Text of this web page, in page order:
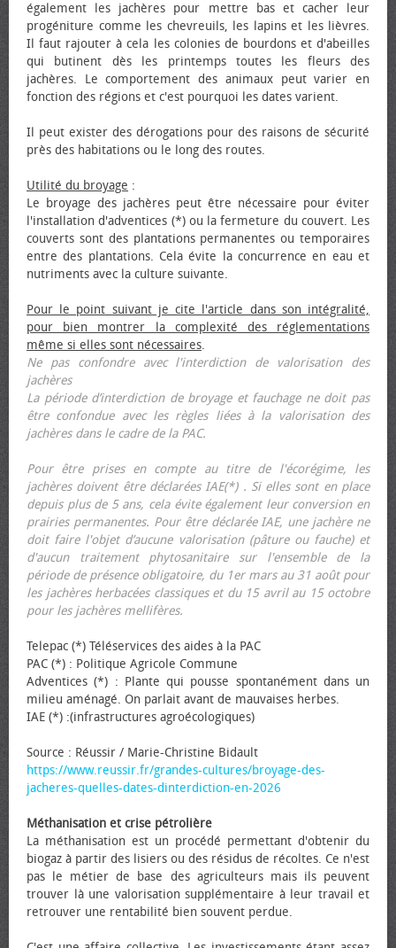
également les jachères pour mettre bas et cacher leur
progéniture comme les chevreuils, les lapins et les lièvres.
Il faut rajouter à cela les colonies de bourdons et d'abeilles
qui butinent dès les printemps toutes les fleurs des
jachères. Le comportement des animaux peut varier en
fonction des régions et c'est pourquoi les dates varient.
Il peut exister des dérogations pour des raisons de sécurité
près des habitations ou le long des routes.
Utilité du broyage :
Le broyage des jachères peut être nécessaire pour éviter
l'installation d'adventices (*) ou la fermeture du couvert. Les
couverts sont des plantations permanentes ou temporaires
entre des plantations. Cela évite la concurrence en eau et
nutriments avec la culture suivante.
Pour le point suivant je cite l'article dans son intégralité,
pour bien montrer la complexité des réglementations
même si elles sont nécessaires.
Ne pas confondre avec l'interdiction de valorisation des
jachères
La période d’interdiction de broyage et fauchage ne doit pas
être confondue avec les règles liées à la valorisation des
jachères dans le cadre de la PAC.
Pour être prises en compte au titre de l'écorégime, les
jachères doivent être déclarées IAE(*) . Si elles sont en place
depuis plus de 5 ans, cela évite également leur conversion en
prairies permanentes. Pour être déclarée IAE, une jachère ne
doit faire l'objet d’aucune valorisation (pâture ou fauche) et
d'aucun traitement phytosanitaire sur l'ensemble de la
période de présence obligatoire, du 1er mars au 31 août pour
les jachères herbacées classiques et du 15 avril au 15 octobre
pour les jachères mellifères.
Telepac (*) Téléservices des aides à la PAC
PAC (*) : Politique Agricole Commune
Adventices (*) : Plante qui pousse spontanément dans un
milieu aménagé. On parlait avant de mauvaises herbes.
IAE (*) :(infrastructures agroécologiques)
Source : Réussir / Marie-Christine Bidault
https://www.reussir.fr/grandes-cultures/broyage-des-
jacheres-quelles-dates-dinterdiction-en-2026
Méthanisation et crise pétrolière
La méthanisation est un procédé permettant d'obtenir du
biogaz à partir des lisiers ou des résidus de récoltes. Ce n'est
pas le métier de base des agriculteurs mais ils peuvent
trouver là une valorisation supplémentaire à leur travail et
retrouver une rentabilité bien souvent perdue.